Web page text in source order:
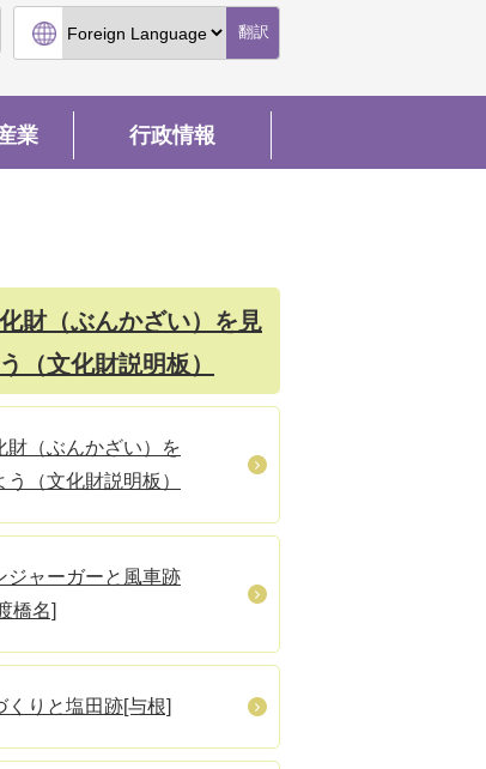
翻訳
業 行政情報
財（ぶんかざい）を見
（文化財説明板）
財（ぶんかざい）を
う（文化財説明板）
ジャーガーと風車跡
橋名]
くりと塩田跡[与根]